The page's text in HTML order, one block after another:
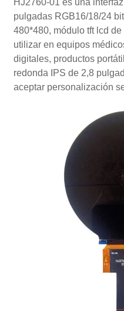
HJ2760-01 es una
pulgadas RGB16/18/24
480*480, módulo tft lcd
utilizar en equipos
digitales, productos
redonda IPS de 2,8
aceptar personalización